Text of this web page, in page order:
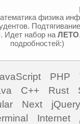
физика
Идет набор на ЛЕТО
подробностей:)
PHP
C++ Rust
Next jQuery
Internet